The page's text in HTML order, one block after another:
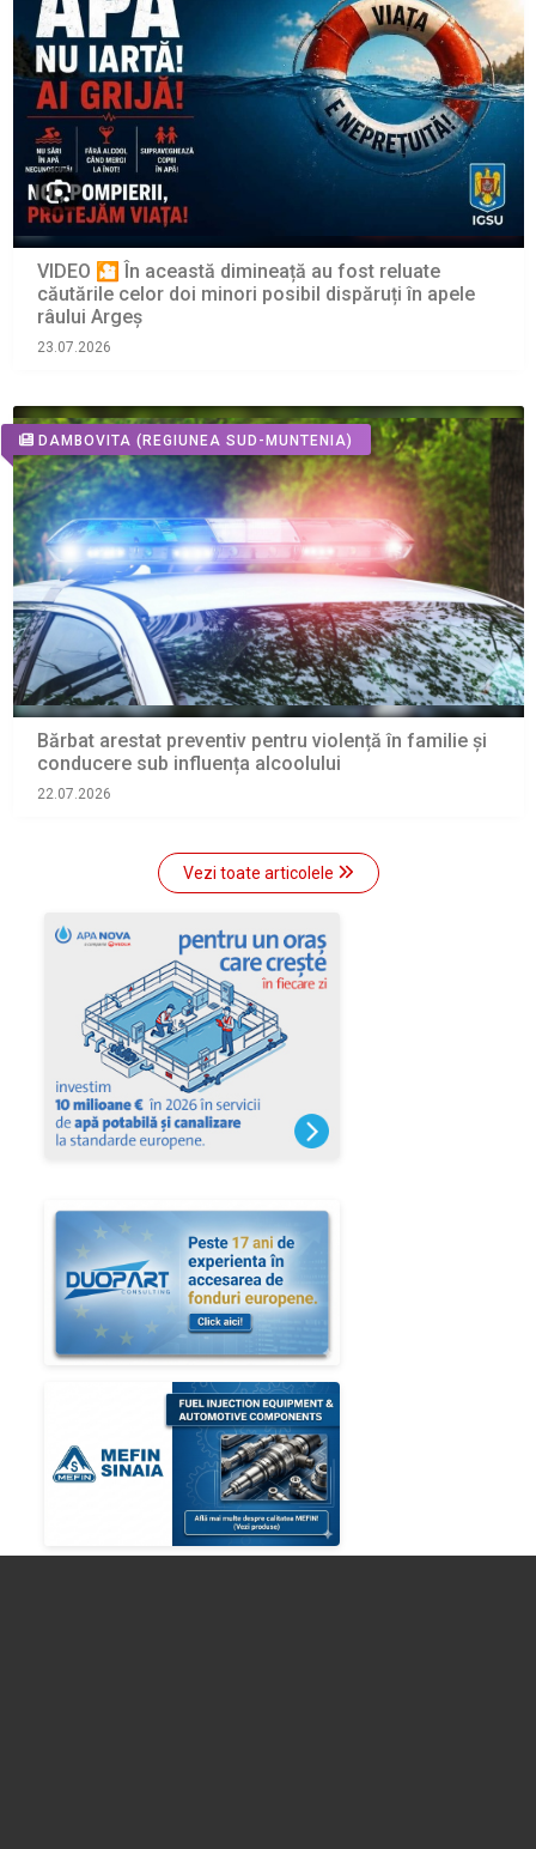
VIDEO 🎦 În această dimineață au fost reluate
căutările celor doi minori posibil dispăruți în apele
râului Argeș
23.07.2026
DAMBOVITA (REGIUNEA SUD-MUNTENIA)
Bărbat arestat preventiv pentru violență în familie și
conducere sub influența alcoolului
22.07.2026
Vezi toate articolele